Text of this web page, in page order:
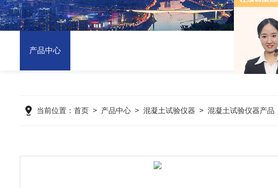
产品中心
当前位置：首页 > 产品中心 >混凝土试验仪器 >混凝土试验仪器产品